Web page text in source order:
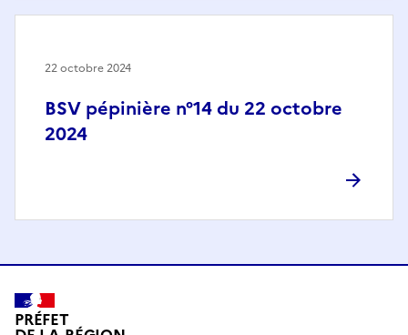
BSV pépinière n°14 du 22 octobre
2024
22 octobre 2024
PRÉFET